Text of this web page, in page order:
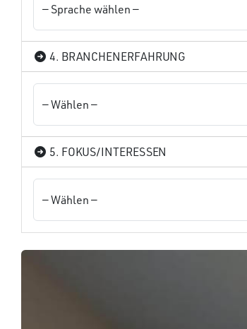
4. BRANCHENERFAHRUNG
5. FOKUS/INTERESSEN